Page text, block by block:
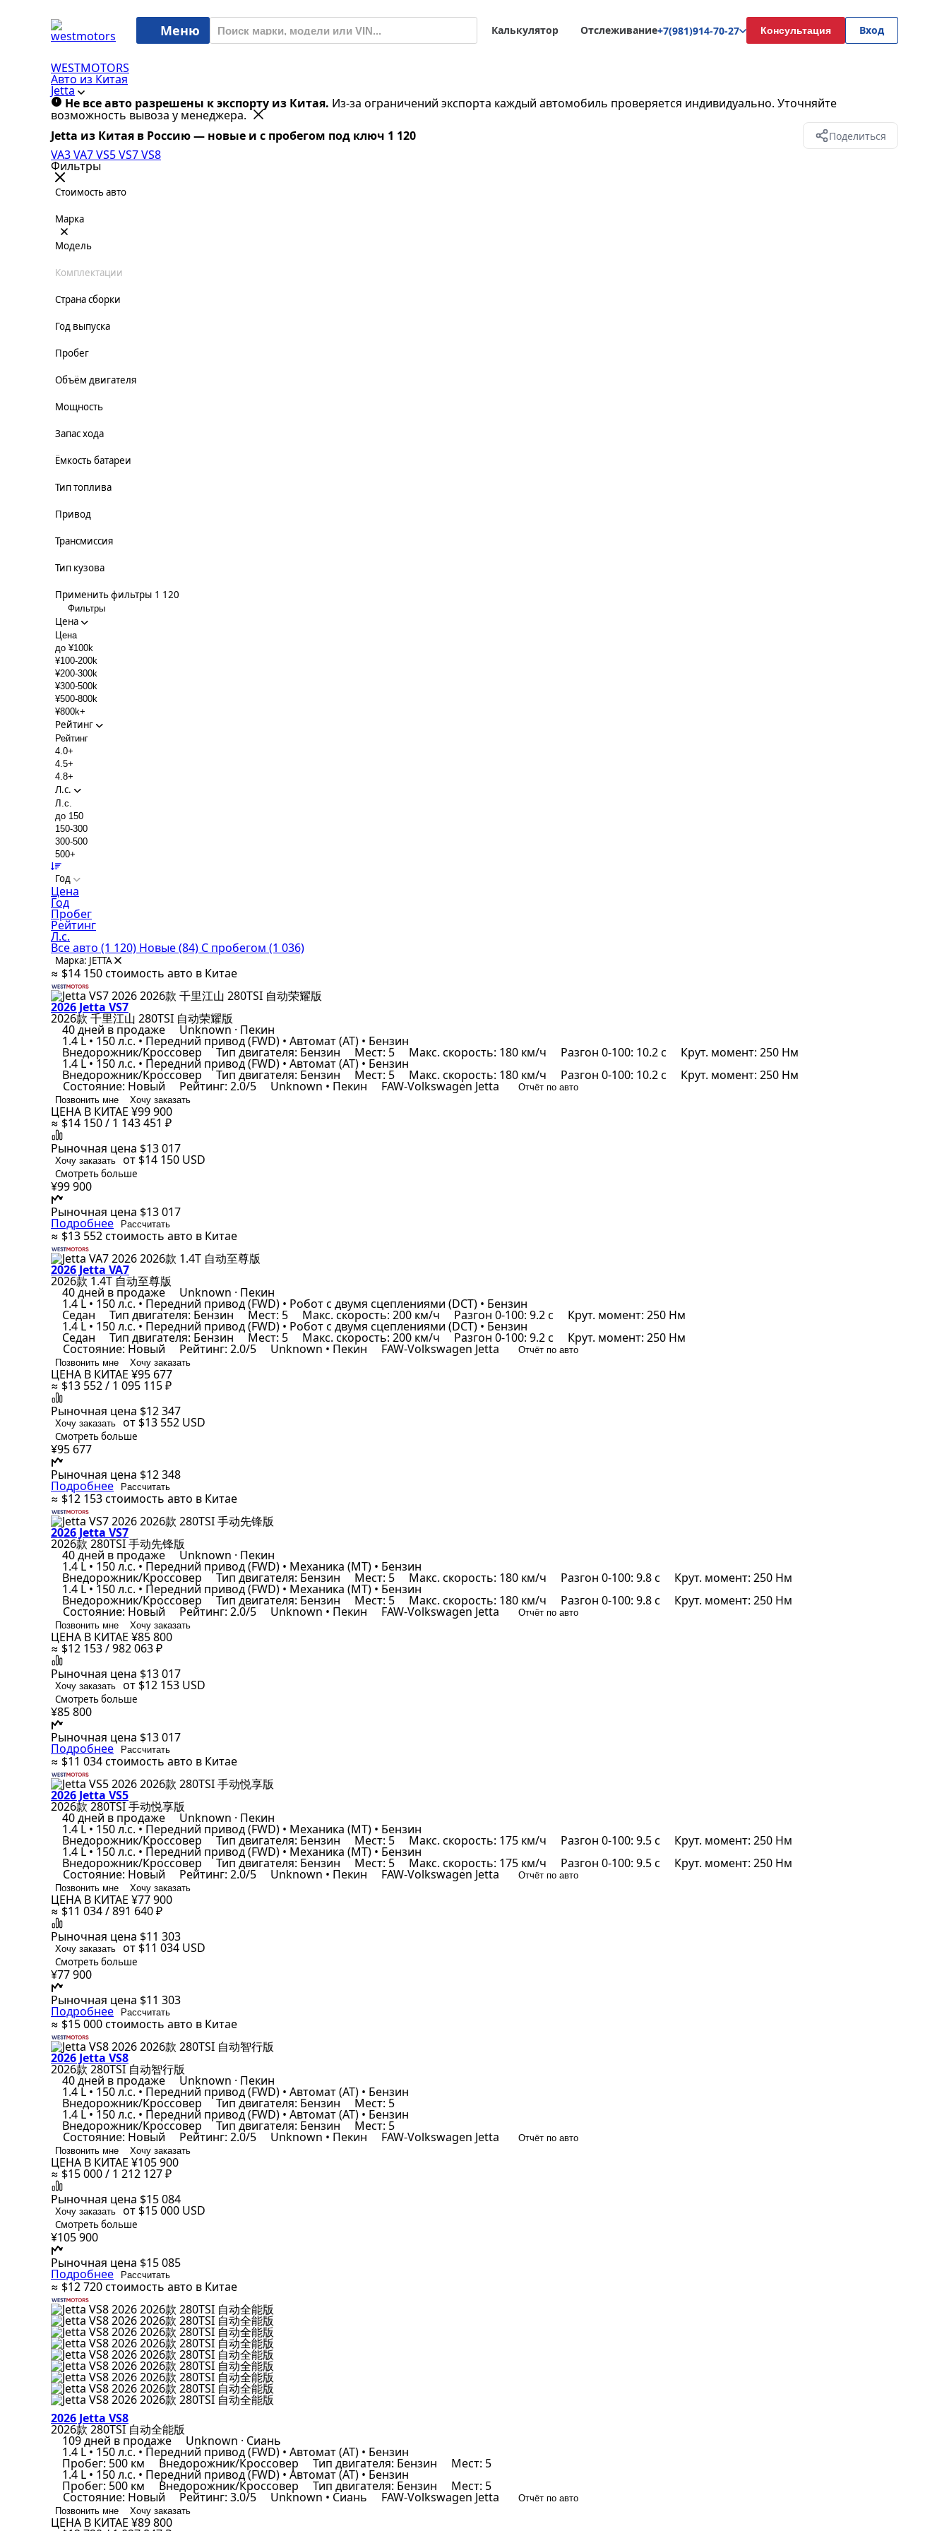
Меню Калькулятор Отслеживание+7(981)914-70-27 Консультация Вход
WESTMOTORS
Авто из Китая
Jetta
Не все авто разрешены к экспорту из Китая. Из-за ограничений экспорта каждый автомобиль проверяется индивидуально. Уточняйте
возможность вывоза у менеджера.
Jetta из Китая в Россию — новые и с пробегом под ключ 1 120 Поделиться
VA3VA7VS5VS7VS8
Фильтры
Стоимость авто
Марка
Модель
Комплектации
Страна сборки
Год выпуска
Пробег
Объём двигателя
Мощность
Запас хода
Ёмкость батареи
Тип топлива
Привод
Трансмиссия
Тип кузова
Применить фильтры 1 120
Фильтры
Цена
Цена
до ¥100k
¥100-200k
¥200-300k
¥300-500k
¥500-800k
¥800k+
Рейтинг
Рейтинг
4.0+
4.5+
4.8+
Л.с.
Л.с.
до 150
150-300
300-500
500+
Год
Цена
Год
Пробег
Рейтинг
Л.с.
Все авто (1 120) Новые(84) С пробегом (1 036)
Марка: JETTA
≈ $14 150стоимость авто в Китае
2026 Jetta VS7
2026款 千里江山 280TSI 自动荣耀版
40 дней в продаже Unknown · Пекин
1.4 L • 150 л.с. • Передний привод (FWD) • Автомат (AT) • Бензин
Внедорожник/Кроссовер Тип двигателя: Бензин Мест: 5 Макс. скорость: 180 км/ч Разгон 0-100: 10.2 с Крут. момент: 250 Нм
1.4 L • 150 л.с. • Передний привод (FWD) • Автомат (AT) • Бензин
Внедорожник/Кроссовер Тип двигателя: Бензин Мест: 5 Макс. скорость: 180 км/ч Разгон 0-100: 10.2 с Крут. момент: 250 Нм
Состояние: Новый Рейтинг: 2.0/5 Unknown • Пекин FAW-Volkswagen Jetta
Отчёт по авто
Позвонить мне
Хочу заказать
ЦЕНА В КИТАЕ ¥99 900
≈ $14 150 / 1 143 451 ₽
Рыночная цена $13 017
Хочу заказать от $14 150 USD
Смотреть больше
¥99 900
Рыночная цена $13 017
Подробнее Рассчитать
≈ $13 552стоимость авто в Китае
2026 Jetta VA7
2026款 1.4T 自动至尊版
40 дней в продаже Unknown · Пекин
1.4 L • 150 л.с. • Передний привод (FWD) • Робот с двумя сцеплениями (DCT) • Бензин
Седан Тип двигателя: Бензин Мест: 5 Макс. скорость: 200 км/ч Разгон 0-100: 9.2 с Крут. момент: 250 Нм
1.4 L • 150 л.с. • Передний привод (FWD) • Робот с двумя сцеплениями (DCT) • Бензин
Седан Тип двигателя: Бензин Мест: 5 Макс. скорость: 200 км/ч Разгон 0-100: 9.2 с Крут. момент: 250 Нм
Состояние: Новый Рейтинг: 2.0/5 Unknown • Пекин FAW-Volkswagen Jetta
Отчёт по авто
Позвонить мне
Хочу заказать
ЦЕНА В КИТАЕ ¥95 677
≈ $13 552 / 1 095 115 ₽
Рыночная цена $12 347
Хочу заказать от $13 552 USD
Смотреть больше
¥95 677
Рыночная цена $12 348
Подробнее Рассчитать
≈ $12 153стоимость авто в Китае
2026 Jetta VS7
2026款 280TSI 手动先锋版
40 дней в продаже Unknown · Пекин
1.4 L • 150 л.с. • Передний привод (FWD) • Механика (MT) • Бензин
Внедорожник/Кроссовер Тип двигателя: Бензин Мест: 5 Макс. скорость: 180 км/ч Разгон 0-100: 9.8 с Крут. момент: 250 Нм
1.4 L • 150 л.с. • Передний привод (FWD) • Механика (MT) • Бензин
Внедорожник/Кроссовер Тип двигателя: Бензин Мест: 5 Макс. скорость: 180 км/ч Разгон 0-100: 9.8 с Крут. момент: 250 Нм
Состояние: Новый Рейтинг: 2.0/5 Unknown • Пекин FAW-Volkswagen Jetta
Отчёт по авто
Позвонить мне
Хочу заказать
ЦЕНА В КИТАЕ ¥85 800
≈ $12 153 / 982 063 ₽
Рыночная цена $13 017
Хочу заказать от $12 153 USD
Смотреть больше
¥85 800
Рыночная цена $13 017
Подробнее Рассчитать
≈ $11 034стоимость авто в Китае
2026 Jetta VS5
2026款 280TSI 手动悦享版
40 дней в продаже Unknown · Пекин
1.4 L • 150 л.с. • Передний привод (FWD) • Механика (MT) • Бензин
Внедорожник/Кроссовер Тип двигателя: Бензин Мест: 5 Макс. скорость: 175 км/ч Разгон 0-100: 9.5 с Крут. момент: 250 Нм
1.4 L • 150 л.с. • Передний привод (FWD) • Механика (MT) • Бензин
Внедорожник/Кроссовер Тип двигателя: Бензин Мест: 5 Макс. скорость: 175 км/ч Разгон 0-100: 9.5 с Крут. момент: 250 Нм
Состояние: Новый Рейтинг: 2.0/5 Unknown • Пекин FAW-Volkswagen Jetta
Отчёт по авто
Позвонить мне
Хочу заказать
ЦЕНА В КИТАЕ ¥77 900
≈ $11 034 / 891 640 ₽
Рыночная цена $11 303
Хочу заказать от $11 034 USD
Смотреть больше
¥77 900
Рыночная цена $11 303
Подробнее Рассчитать
≈ $15 000стоимость авто в Китае
2026 Jetta VS8
2026款 280TSI 自动智行版
40 дней в продаже Unknown · Пекин
1.4 L • 150 л.с. • Передний привод (FWD) • Автомат (AT) • Бензин
Внедорожник/Кроссовер Тип двигателя: Бензин Мест: 5
1.4 L • 150 л.с. • Передний привод (FWD) • Автомат (AT) • Бензин
Внедорожник/Кроссовер Тип двигателя: Бензин Мест: 5
Состояние: Новый Рейтинг: 2.0/5 Unknown • Пекин FAW-Volkswagen Jetta
Отчёт по авто
Позвонить мне
Хочу заказать
ЦЕНА В КИТАЕ ¥105 900
≈ $15 000 / 1 212 127 ₽
Рыночная цена $15 084
Хочу заказать от $15 000 USD
Смотреть больше
¥105 900
Рыночная цена $15 085
Подробнее Рассчитать
≈ $12 720стоимость авто в Китае
2026 Jetta VS8
2026款 280TSI 自动全能版
109 дней в продаже Unknown · Сиань
1.4 L • 150 л.с. • Передний привод (FWD) • Автомат (AT) • Бензин
Пробег: 500 км Внедорожник/Кроссовер Тип двигателя: Бензин Мест: 5
1.4 L • 150 л.с. • Передний привод (FWD) • Автомат (AT) • Бензин
Пробег: 500 км Внедорожник/Кроссовер Тип двигателя: Бензин Мест: 5
Состояние: Новый Рейтинг: 3.0/5 Unknown • Сиань FAW-Volkswagen Jetta
Отчёт по авто
Позвонить мне
Хочу заказать
ЦЕНА В КИТАЕ ¥89 800